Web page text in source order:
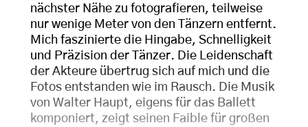
nächster Nähe zu fotografieren, teilweise
nur wenige Meter von den Tänzern entfernt.
Mich faszinierte die Hingabe, Schnelligkeit
und Präzision der Tänzer. Die Leidenschaft
der Akteure übertrug sich auf mich und die
Fotos entstanden wie im Rausch. Die Musik
von Walter Haupt, eigens für das Ballett
komponiert, zeigt seinen Faible für großen